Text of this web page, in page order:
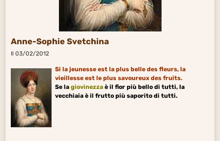
Anne-Sophie Svetchina
Il 03/02/2012
Si la jeunesse est la plus belle des fleurs, la
vieillesse est le plus savoureux des fruits.
Se la giovinezzaè il fior più bello di tutti, la
vecchiaia è il frutto più saporito di tutti.